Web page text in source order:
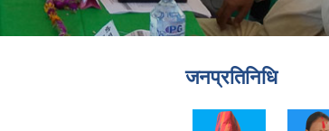
जनप्रतिनिधि